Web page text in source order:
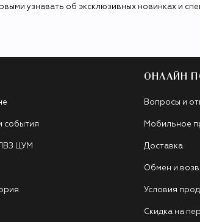
узнавать об эксклюзивных новинках и
события
ЦУМ
ОНЛАЙН
Вопросы и
Мобильное
Доставка
Обмен и
Условия
Скидка на